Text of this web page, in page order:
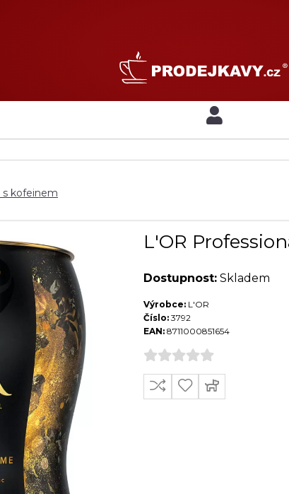
s kofeinem
L'OR
Dostupnost: Skladem
Výrobce: L'OR
Číslo: 3792
EAN: 8711000851654